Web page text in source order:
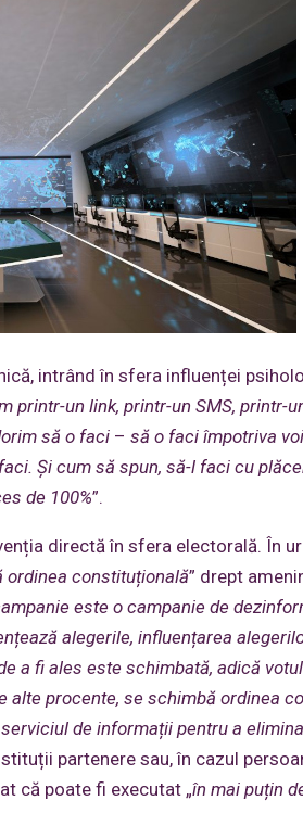
intrând în sfera influenței
printr-un link, printr-un SMS, printr-
să o faci – să o faci împotriva
Și cum să spun, să-l faci cu
de 100%”.
directă în sfera electorală. În
ordinea constituțională” drept
este o campanie de
alegerile, influențarea
a fi ales este schimbată, adică
procente, se schimbă ordinea
de informații pentru a
partenere sau, în cazul
că poate fi executat „în mai puțin